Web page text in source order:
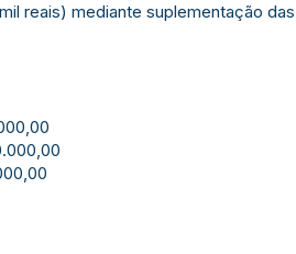
reais) mediante suplementação das